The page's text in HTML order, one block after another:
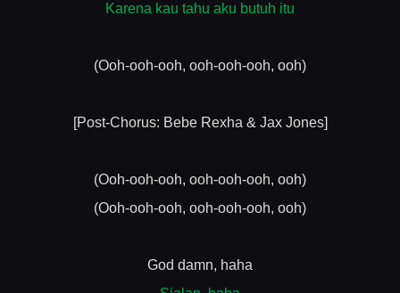
Karena kau tahu aku butuh itu
(Ooh-ooh-ooh, ooh-ooh-ooh, ooh)
[Post-Chorus: Bebe Rexha & Jax Jones]
(Ooh-ooh-ooh, ooh-ooh-ooh, ooh)
(Ooh-ooh-ooh, ooh-ooh-ooh, ooh)
God damn, haha